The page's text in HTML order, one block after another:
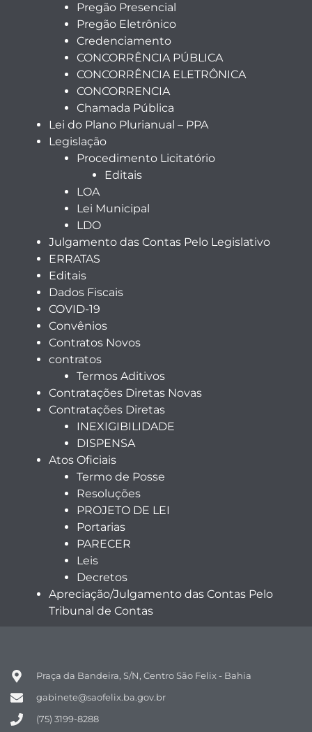
Pregão Presencial
Pregão Eletrônico
Credenciamento
CONCORRÊNCIA PÚBLICA
CONCORRÊNCIA ELETRÔNICA
CONCORRENCIA
Chamada Pública
Lei do Plano Plurianual – PPA
Legislação
Procedimento Licitatório
Editais
LOA
Lei Municipal
LDO
Julgamento das Contas Pelo Legislativo
ERRATAS
Editais
Dados Fiscais
COVID-19
Convênios
Contratos Novos
contratos
Termos Aditivos
Contratações Diretas Novas
Contratações Diretas
INEXIGIBILIDADE
DISPENSA
Atos Oficiais
Termo de Posse
Resoluções
PROJETO DE LEI
Portarias
PARECER
Leis
Decretos
Apreciação/Julgamento das Contas Pelo
Tribunal de Contas
Praça da Bandeira, S/N, Centro São Felix - Bahia
gabinete@saofelix.ba.gov.br
(75) 3199-8288